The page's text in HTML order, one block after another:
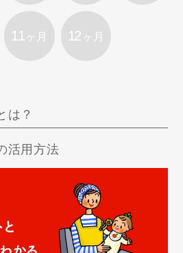
11 ヶ月 12 ヶ月
は？
活用方法